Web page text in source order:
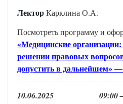
ЛекторКарклина О.А.
Посмотреть программу и
«Медицинские
решении правовых
допустить в дальнейшем»
10.06.2025 09:00